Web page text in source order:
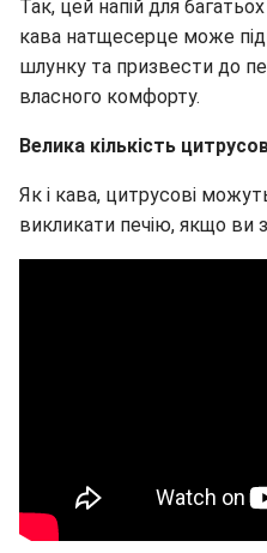
Так, цей напій для
кава натщесерце може
шлунку та призвести до
власного комфорту.
Велика кількість
Як і кава, цитрусові
викликати печію, якщо ви